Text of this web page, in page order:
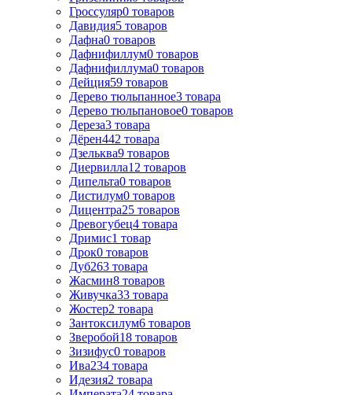
Гроссуляр0 товаров
Давидия5 товаров
Дафна0 товаров
Дафнифиллум0 товаров
Дафнифиллума0 товаров
Дейция59 товаров
Дерево тюльпанное3 товара
Дерево тюльпановое0 товаров
Дереза3 товара
Дёрен442 товара
Дзельква9 товаров
Диервилла12 товаров
Дипельта0 товаров
Дистилум0 товаров
Дицентра25 товаров
Древогубец4 товара
Дримис1 товар
Дрок0 товаров
Дуб263 товара
Жасмин8 товаров
Живучка33 товара
Жостер2 товара
Зантоксилум6 товаров
Зверобой18 товаров
Зизифус0 товаров
Ива234 товара
Идезия2 товара